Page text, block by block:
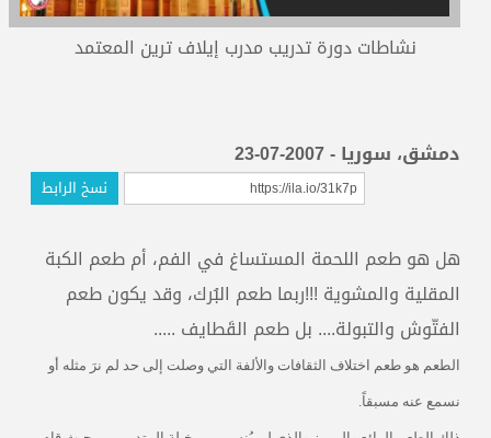
نشاطات دورة تدريب مدرب إيلاف ترين المعتمد
دمشق، سوريا - 2007-07-23
نسخ الرابط
هل هو طعم اللحمة المستساغ في الفم، أم طعم الكبة
المقلية والمشوية !!!ربما طعم البُرك، وقد يكون طعم
الفتّوش والتبولة.... بل طعم القَطايف .....
الطعم هو طعم اختلاف الثقافات والألفة التي وصلت إلى حد لم نرَ مثله أو
نسمع عنه مسبقاً.